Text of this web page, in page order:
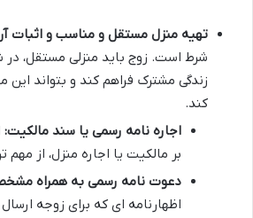
تهیه منزل مستقل و مناسب و اثبات
شرط است. زوج باید منزلی مستقل، در
زندگی مشترک فراهم کند و بتواند این
کند.
اجاره نامه رسمی یا سند مالکیت:
بر مالکیت یا اجاره منزل، از
دعوت نامه رسمی به همراه
اظهارنامه ای که برای زوجه